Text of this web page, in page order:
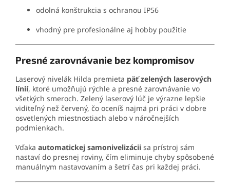
odolná konštrukcia s ochranou IP56
vhodný pre profesionálne aj hobby použitie
Presné zarovnávanie bez kompromisov
Laserový nivelák Hilda premieta päť zelených laserových
línií, ktoré umožňujú rýchle a presné zarovnávanie vo
všetkých smeroch. Zelený laserový lúč je výrazne lepšie
viditeľný než červený, čo oceníš najmä pri práci v dobre
osvetlených miestnostiach alebo v náročnejších
podmienkach.
Vďaka automatickej samonivelizácii sa prístroj sám
nastaví do presnej roviny, čím eliminuje chyby spôsobené
manuálnym nastavovaním a šetrí čas pri každej práci.